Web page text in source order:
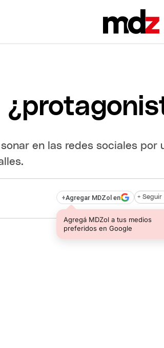
en las redes sociales por
+Agregar MDZol en
Agregá MDZol a tus medios
preferidos en Google
+ Seguir